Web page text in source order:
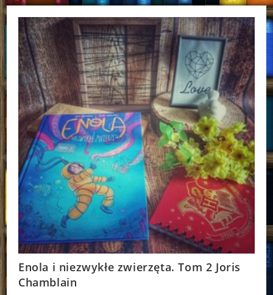
7
Enola i niezwykłe zwierzęta. Tom 2 Joris
Chamblain